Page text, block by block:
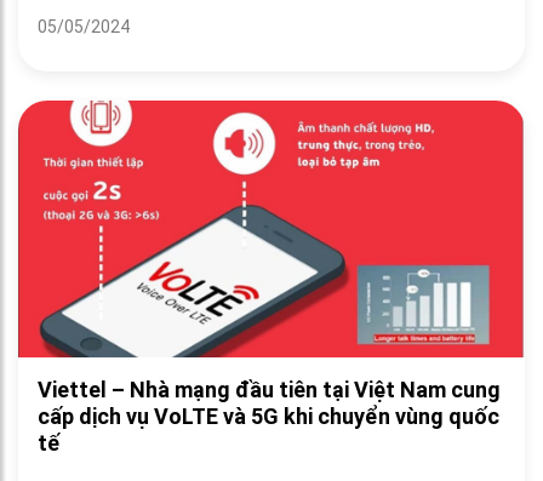
05/05/2024
Viettel – Nhà mạng đầu tiên tại Việt Nam cung
cấp dịch vụ VoLTE và 5G khi chuyển vùng quốc
tế